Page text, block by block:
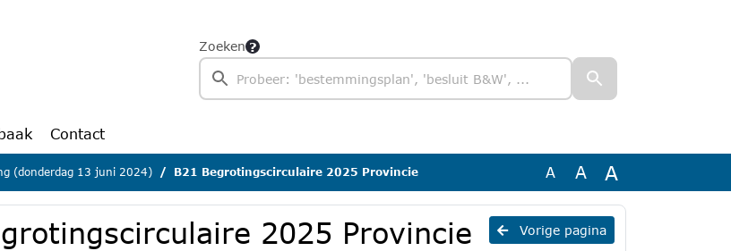
Zoeken
Contact
(donderdag 13 juni 2024) B21 Begrotingscirculaire 2025 Provincie A A A
Vorige pagina
2025 Provincie